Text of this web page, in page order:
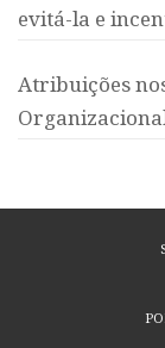
evitá-la e
Atribuições